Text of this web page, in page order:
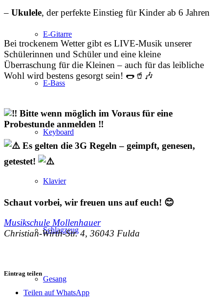
E-Gitarre
E-Bass
Keyboard
Klavier
Schlagzeug
Gesang
– Ukulele, der perfekte Einstieg für Kinder ab 6 Jahren
Bei trockenem Wetter gibt es LIVE-Musik unserer
Schülerinnen und Schüler und eine kleine
Überraschung für die Kleinen – auch für das leibliche
Wohl wird bestens gesorgt sein! 🌭🥤🎶
Bitte wenn möglich im Voraus für eine
Probestunde anmelden ‼️
Es gelten die 3G Regeln – geimpft, genesen,
getestet!
Schaut vorbei, wir freuen uns auf euch! 😊
Musikschule Mollenhauer
Christian-Wirth-Str. 4, 36043 Fulda
Eintrag teilen
Teilen auf WhatsApp